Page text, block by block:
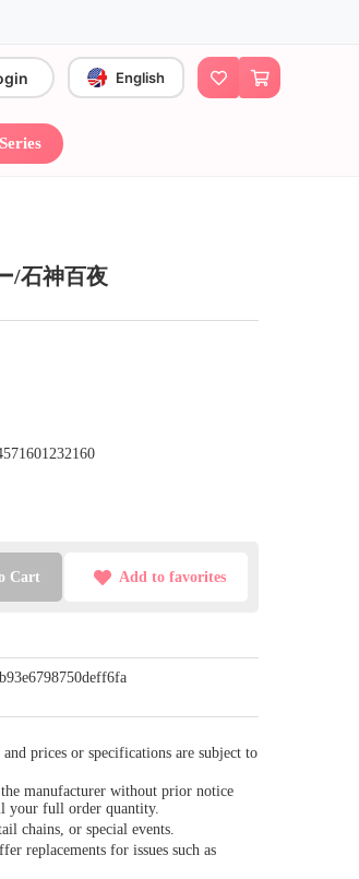
English
/石神百夜
Cart Add to favorites
prices or specifications are subject to
manufacturer without prior notice
your full order quantity.
chains, or special events.
replacements for issues such as